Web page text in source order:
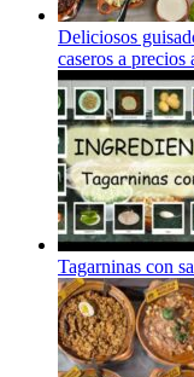
Deliciosos
caseros a precios
Tagarninas con